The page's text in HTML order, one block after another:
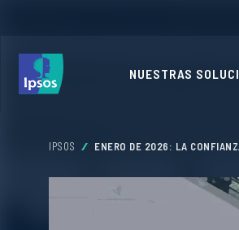
NUESTRAS
IPSOS ENERO DE 2026: LA